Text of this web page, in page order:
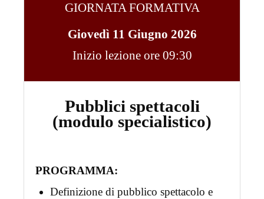
GIORNATA FORMATIVA
Giovedì 11 Giugno 2026
Inizio lezione ore 09:30
Pubblici spettacoli
(modulo specialistico)
PROGRAMMA:
Definizione di pubblico spettacolo e